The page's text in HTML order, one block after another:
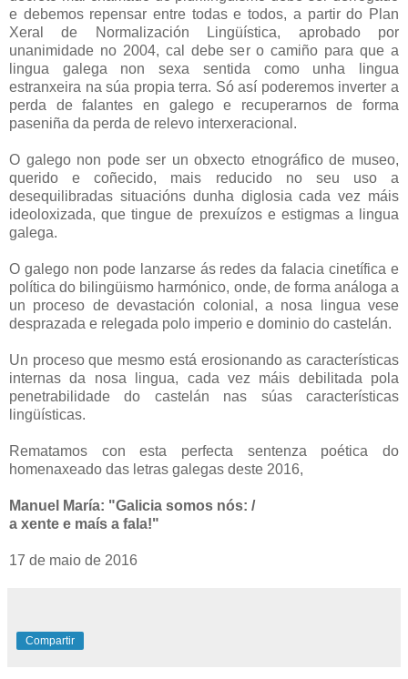
e debemos repensar entre todas e todos, a partir do Plan
Xeral de Normalización Lingüística, aprobado por
unanimidade no 2004, cal debe ser o camiño para que a
lingua galega non sexa sentida como unha lingua
estranxeira na súa propia terra. Só así poderemos inverter a
perda de falantes en galego e recuperarnos de forma
paseniña da perda de relevo interxeracional.
O galego non pode ser un obxecto etnográfico de museo,
querido e coñecido, mais reducido no seu uso a
desequilibradas situacións dunha diglosia cada vez máis
ideoloxizada, que tingue de prexuízos e estigmas a lingua
galega.
O galego non pode lanzarse ás redes da falacia cinetífica e
política do bilingüismo harmónico, onde, de forma análoga a
un proceso de devastación colonial, a nosa lingua vese
desprazada e relegada polo imperio e dominio do castelán.
Un proceso que mesmo está erosionando as características
internas da nosa lingua, cada vez máis debilitada pola
penetrabilidade do castelán nas súas características
lingüísticas.
Rematamos con esta perfecta sentenza poética do
homenaxeado das letras galegas deste 2016,
Manuel María: "Galicia somos nós: /
a xente e maís a fala!"
17 de maio de 2016
Compartir